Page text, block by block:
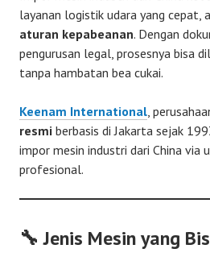
layanan logistik udara yang cepat,
aturan kepabeanan. Dengan
pengurusan legal, prosesnya bisa
tanpa hambatan bea cukai.
Keenam International,
resmi berbasis di Jakarta sejak
impor mesin industri dari China via
profesional.
🔧 Jenis Mesin yang